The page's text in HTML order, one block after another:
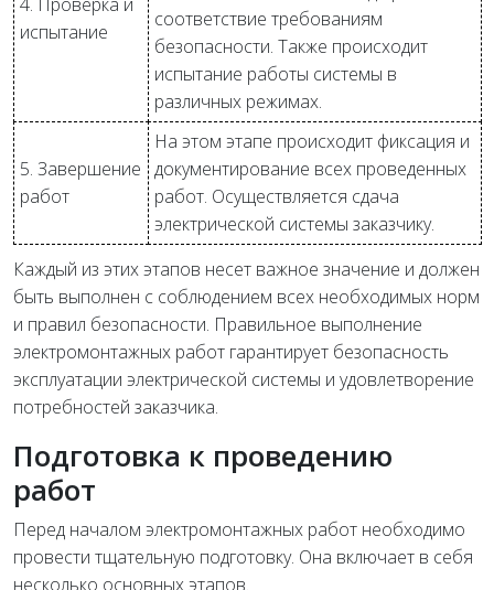
испытание
соответствие требованиям
безопасности. Также происходит
испытание работы системы в
различных режимах.
5. Завершение
работ
На этом этапе происходит фиксация и
документирование всех проведенных
работ. Осуществляется сдача
электрической системы заказчику.
Каждый из этих этапов несет важное значение и должен
быть выполнен с соблюдением всех необходимых норм
и правил безопасности. Правильное выполнение
электромонтажных работ гарантирует безопасность
эксплуатации электрической системы и удовлетворение
потребностей заказчика.
Подготовка к проведению
работ
Перед началом электромонтажных работ необходимо
провести тщательную подготовку. Она включает в себя
несколько основных этапов.